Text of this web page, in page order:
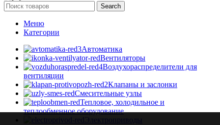
Search
Меню
Категории
Автоматика
Вентиляторы
Воздухораспределители для
вентиляции
Клапаны и заслонки
Смесительные узлы
Тепловое, холодильное и
теплообменное оборудование
Электроприводы